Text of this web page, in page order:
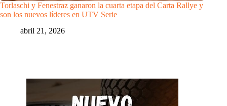
Torlaschi y Fenestraz ganaron la cuarta etapa del Carta Rallye y
son los nuevos líderes en UTV Serie
abril 21, 2026